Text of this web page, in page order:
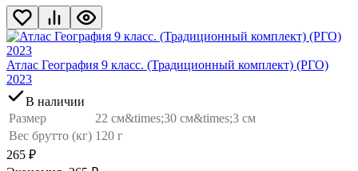
Атлас География 9 класс. (Традиционный комплект) (РГО)
2023
В наличии
Размер
22 см&times;30 см&times;3 см
Вес брутто (кг) 120 г
265 ₽